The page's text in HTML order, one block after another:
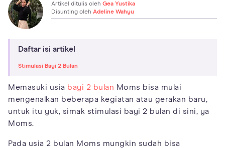
Artikel ditulis oleh Gea Yustika
Disunting oleh Adeline Wahyu
Daftar isi artikel
Stimulasi Bayi 2 Bulan
Memasuki usia bayi 2 bulan Moms bisa mulai
mengenalkan beberapa kegiatan atau gerakan baru,
untuk itu yuk, simak stimulasi bayi 2 bulan di sini, ya
Moms.
Pada usia 2 bulan Moms mungkin sudah bisa